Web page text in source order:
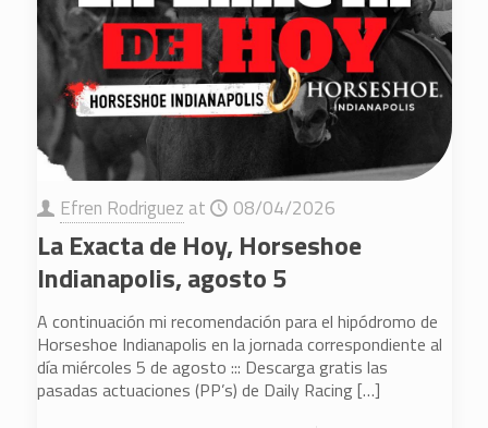
Efren Rodriguez at 08/04/2026
La Exacta de Hoy, Horseshoe
Indianapolis, agosto 5
A continuación mi recomendación para el hipódromo de
Horseshoe Indianapolis en la jornada correspondiente al
día miércoles 5 de agosto ::: Descarga gratis las
pasadas actuaciones (PP’s) de Daily Racing […]